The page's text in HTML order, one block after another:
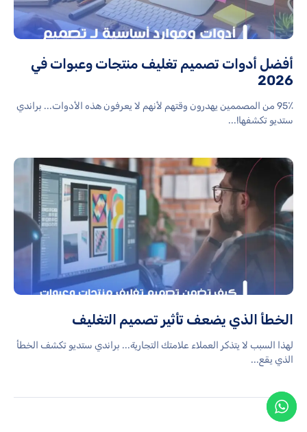
أفضل أدوات تصميم تغليف منتجات وعبوات في
2026
95٪ من المصممين يهدرون وقتهم لأنهم لا يعرفون هذه الأدوات... براندي
ستديو تكشفها!...
الخطأ الذي يضعف تأثير تصميم التغليف
لهذا السبب لا يتذكر العملاء علامتك التجارية... براندي ستديو تكشف الخطأ
الذي يقع...